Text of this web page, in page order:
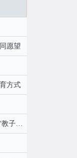
愿望
方式
第五节 将“望子成龙”转变为“教子成龙”